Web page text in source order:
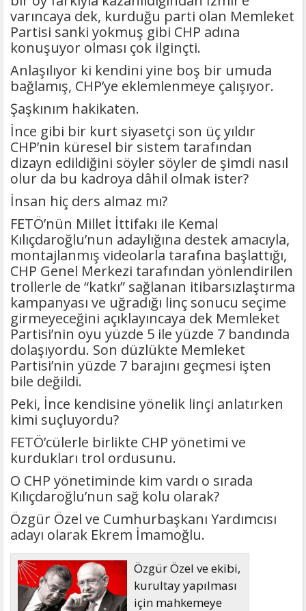
varıncaya dek, kurduğu parti olan Memleket
Partisi sanki yokmuş gibi CHP adına
konuşuyor olması çok ilginçti.
Anlaşılıyor ki kendini yine boş bir umuda
bağlamış, CHP’ye eklemlenmeye çalışıyor.
Şaşkınım hakikaten.
İnce gibi bir kurt siyasetçi son üç yıldır
CHP’nin küresel bir sistem tarafından
dizayn edildiğini söyler söyler de şimdi nasıl
olur da bu kadroya dâhil olmak ister?
İnsan hiç ders almaz mı?
FETÖ’nün Millet İttifakı ile Kemal
Kılıçdaroğlu’nun adaylığına destek amacıyla,
montajlanmış videolarla tarafına başlattığı,
CHP Genel Merkezi tarafından yönlendirilen
trollerle de “katkı” sağlanan itibarsızlaştırma
kampanyası ve uğradığı linç sonucu seçime
girmeyeceğini açıklayıncaya dek Memleket
Partisi’nin oyu yüzde 5 ile yüzde 7 bandında
dolaşıyordu. Son düzlükte Memleket
Partisi’nin yüzde 7 barajını geçmesi işten
bile değildi.
Peki, İnce kendisine yönelik linçi anlatırken
kimi suçluyordu?
FETÖ’cülerle birlikte CHP yönetimi ve
kurdukları trol ordusunu.
O CHP yönetiminde kim vardı o sırada
Kılıçdaroğlu’nun sağ kolu olarak?
Özgür Özel ve Cumhurbaşkanı Yardımcısı
adayı olarak Ekrem İmamoğlu.
Özgür Özel ve ekibi,
kurultay yapılması
için mahkemeye